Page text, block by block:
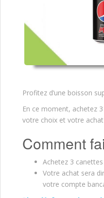
Profitez d’une boisson
En ce moment, achetez
votre choix et votre
Comment
Achetez 3
Votre achat sera
votre compte